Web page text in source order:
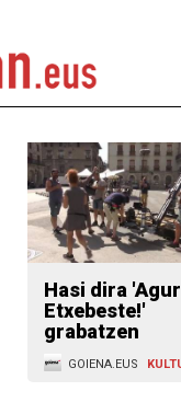
Hasi dira 'Agur
Etxebeste!'
grabatzen
GOIENA.EUS